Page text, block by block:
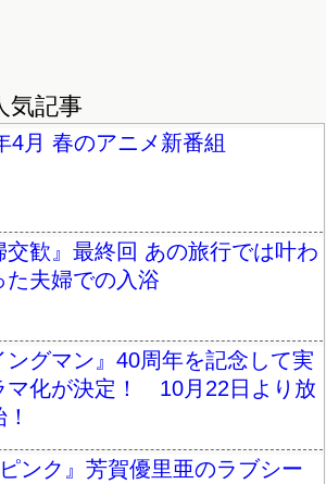
気記事
4月 春のアニメ新番組
交歓』最終回 あの旅行では叶わ
た夫婦での入浴
ングマン』40周年を記念して実
マ化が決定！ 10月22日より放
ピンク』芳賀優里亜のラブシー